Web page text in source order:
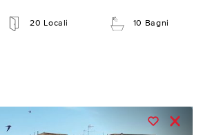
20 Locali 10 Bagni